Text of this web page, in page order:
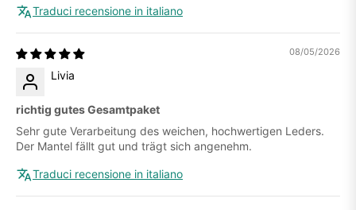
Traduci recensione in italiano
08/05/2026
Livia
richtig gutes Gesamtpaket
Sehr gute Verarbeitung des weichen, hochwertigen Leders.
Der Mantel fällt gut und trägt sich angenehm.
Traduci recensione in italiano